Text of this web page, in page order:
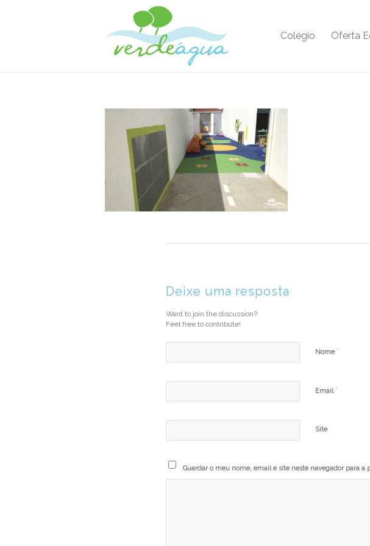
Colégio Oferta
Deixe uma resposta
Want to join the discussion?
Feel free to contribute!
Nome *
Email *
Site
Guardar o meu nome, email e site neste navegador para a